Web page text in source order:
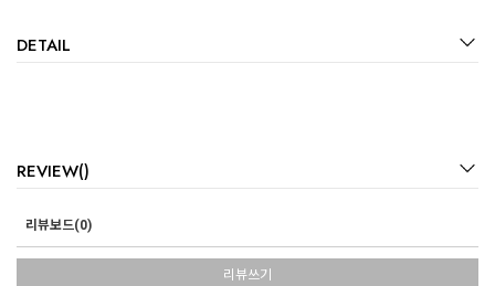
DETAIL
REVIEW()
리뷰보드(0)
리뷰쓰기